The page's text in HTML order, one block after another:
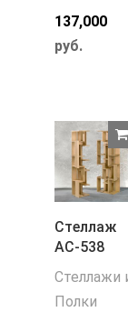
137,000
руб.
Стеллаж
АС-538
Стеллажи
Полки